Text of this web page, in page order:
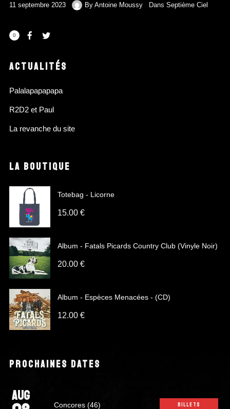
11 septembre 2023 By Antoine Moussy Dans Septième Ciel
0
ACTUALITÉS
Palalapapapapa
R2D2 et Paul
La revanche du site
LA BOUTIQUE
Totebag - Licorne
15.00 €
Album - Fatals Picards Country Club (Vinyle Noir)
20.00 €
Album - Espèces Menacées - (CD)
12.00 €
PROCHAINES DATES
AUG
Concores (46) BILLETS